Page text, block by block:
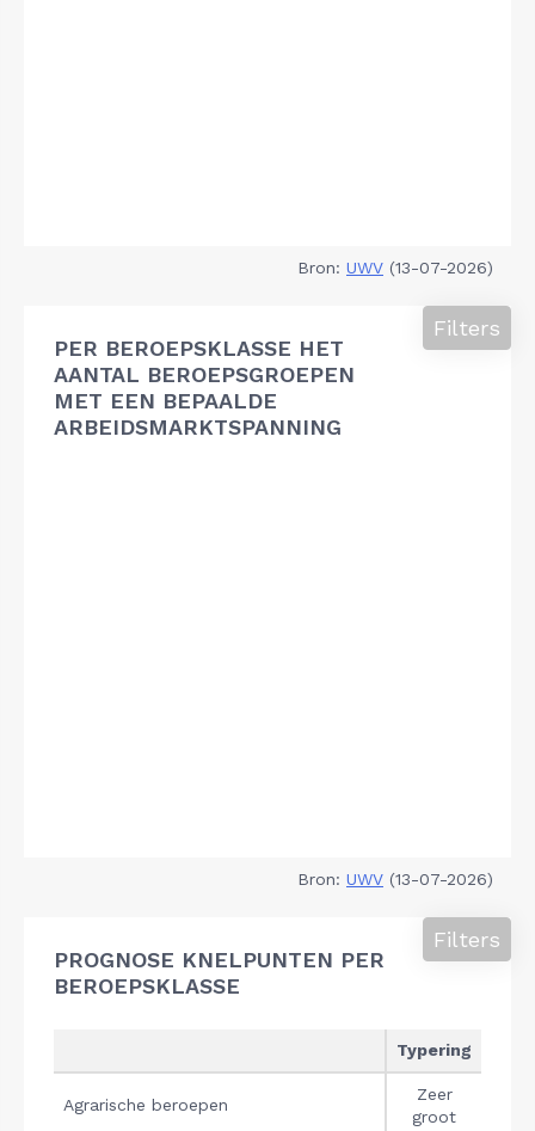
Bron: UWV (13-07-2026)
PER BEROEPSKLASSE HET
AANTAL BEROEPSGROEPEN
MET EEN BEPAALDE
ARBEIDSMARKTSPANNING
Filters
Bron: UWV (13-07-2026)
PROGNOSE KNELPUNTEN PER
BEROEPSKLASSE
Filters